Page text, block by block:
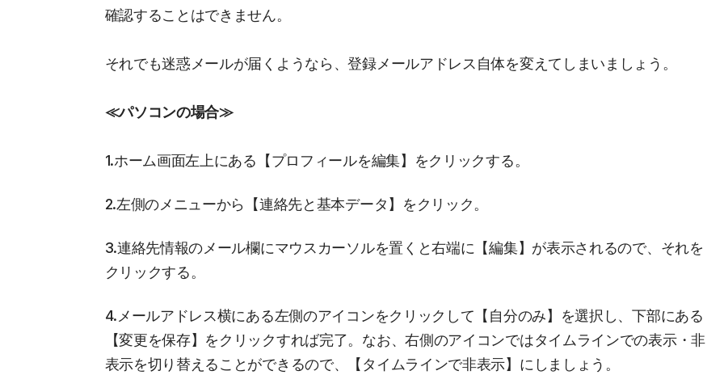
確認することはできません。
それでも迷惑メールが届くようなら、登録メールアドレス自体を変えてしまいましょう。
≪パソコンの場合≫
1.ホーム画面左上にある【プロフィールを編集】をクリックする。
2.左側のメニューから【連絡先と基本データ】をクリック。
3.連絡先情報のメール欄にマウスカーソルを置くと右端に【編集】が表示されるので、それを
クリックする。
4.メールアドレス横にある左側のアイコンをクリックして【自分のみ】を選択し、下部にある
【変更を保存】をクリックすれば完了。なお、右側のアイコンではタイムラインでの表示・非
表示を切り替えることができるので、【タイムラインで非表示】にしましょう。